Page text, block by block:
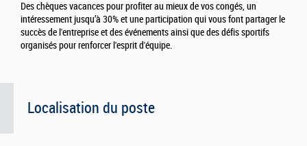
Des chèques vacances pour profiter au mieux de vos congés, un
intéressement jusqu’à 30% et une participation qui vous font partager le
succès de l'entreprise et des événements ainsi que des défis sportifs
organisés pour renforcer l'esprit d'équipe.
Localisation du poste